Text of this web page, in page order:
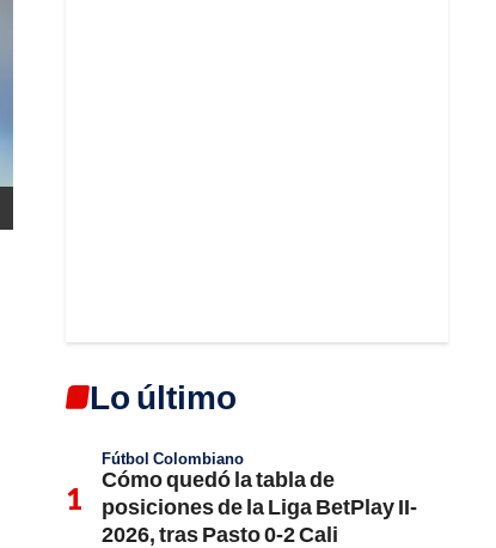
Lo último
Fútbol Colombiano
Cómo quedó la tabla de
posiciones de la Liga BetPlay II-
2026, tras Pasto 0-2 Cali